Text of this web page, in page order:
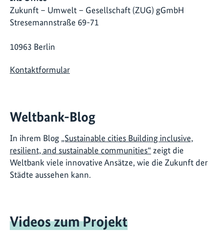
Zukunft – Umwelt – Gesellschaft (ZUG) gGmbH
Stresemannstraße 69-71
10963 Berlin
Kontaktformular
Weltbank-Blog
In ihrem Blog „Sustainable cities Building inclusive,
resilient, and sustainable communities“ zeigt die
Weltbank viele innovative Ansätze, wie die Zukunft der
Städte aussehen kann.
Videos zum Projekt